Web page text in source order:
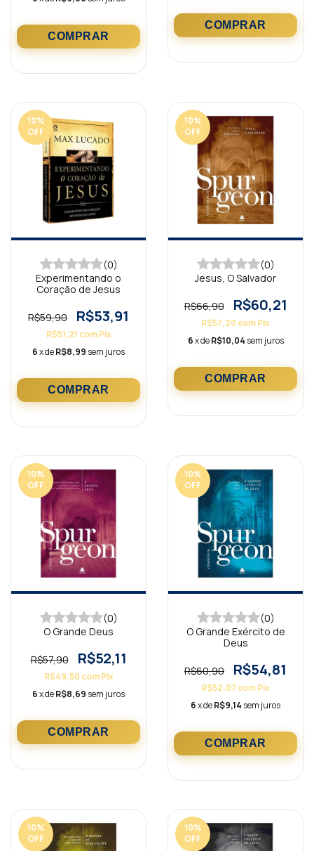
10%
OFF
(0)
Experimentando o
Coração de Jesus
R$59,90 R$53,91
R$51,21 com Pix
6x deR$8,99 sem juros
10%
OFF
(0)
Jesus, O Salvador
R$66,90 R$60,21
R$57,20 comPix
6x deR$10,04 sem juros
10%
OFF
(0)
O Grande Deus
R$57,90 R$52,11
R$49,50 com Pix
6x deR$8,69 sem juros
10%
OFF
(0)
O Grande Exército de
Deus
R$60,90 R$54,81
R$52,07 comPix
6x deR$9,14 sem juros
10%
OFF
10%
OFF